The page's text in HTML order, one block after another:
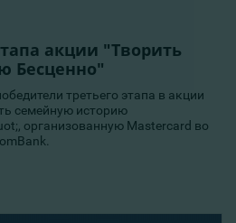
акции "Творить
Бесценно"
третьего этапа в акции
семейную историю
организованную Mastercard во